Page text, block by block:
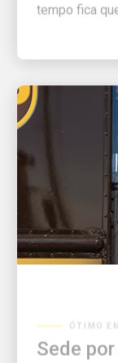
Sede por
Acosta